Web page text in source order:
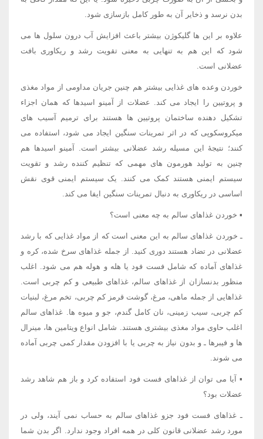
بدن نرسد و ذخایر آن به طور کامل بازسازی شود.
علاوه بر این ها گلیکوژن بیشتر باعث افزایش آب درون سلول ها می
شود که این هم به تنهایی به معنی تقویت رشد و ریکاوری بافت
عضلانی است.
خوردن وعده های غذایی بیشتر هم چنین جریان مداومی از مواد مغذی
و پروتیین را ایجاد می کند. عضلات از آمینو اسیدها که همان اجزاء
تشکیل دهنده ساختمان پروتیین ها هستند برای ترمیم آسیب های
میکروسکوپی که در اثر تمرینات سنگین ایجاد می شود، استفاده می
کنند؛ نتیجهٔ این مسیله رشد عضلانی بیشتر است. آمینو اسیدها هم
چنین به تولید هورمون های مهمی که تنظیم کننده رشد و تقویت
سیستم ایمنی هستند کمک می کنند. یک سیستم ایمنی قوی نقش
اساسی در ریکاوری به دنبال تمرینات سنگین ایفا می کند.
▪ خوردن غذاهای سالم به چه معنی است؟
ـ خوردن غذاهای سالم به این معنی است که از مواد غذایی که با رشد
عضلانی در تضاد هستند دوری کنید. از جمله غذاهای سرخ شده، کره و
غذاهای آماده که شامل فست فود یا هله و هوله هم می شود. اغلب
منظور بدنسازان از غذاهای سالم، غذاهای طبیعی و کم چربی است.
غذاهایی از جمله ماهی، مرغ، گوشت قرمز کم چربی، تخم مرغ، لبنیات
کم چربی، سیب زمینی، نان کامل گندم، جو و میوه ها. غذاهای سالم
اغلب حاوی مواد مغذی بیشتری هستند. شامل انواع ویتامین ها، مینرال
ها و فیبرها ـ و بدون نیاز به چربی یا با افزودن مقدار کمی چربی آماده
می شوند.
▪ آیا می توان از غذاهای فست فود استفاده کرد و باز هم شاهد رشد
عضلات بود؟
ـ غذاهای فست فود جزو غذاهای سالم به حساب نمی آیند، ولی در
مورد رشد عضلانی قانون کلی در همه افراد وجود ندارد. اگر بدن شما